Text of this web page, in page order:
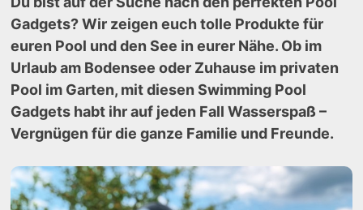
Gadgets? Wir zeigen euch tolle Produkte für
euren Pool und den See in eurer Nähe. Ob im
Urlaub am Bodensee oder Zuhause im privaten
Pool im Garten, mit diesen Swimming Pool
Gadgets habt ihr auf jeden Fall Wasserspaß –
Vergnügen für die ganze Familie und Freunde.